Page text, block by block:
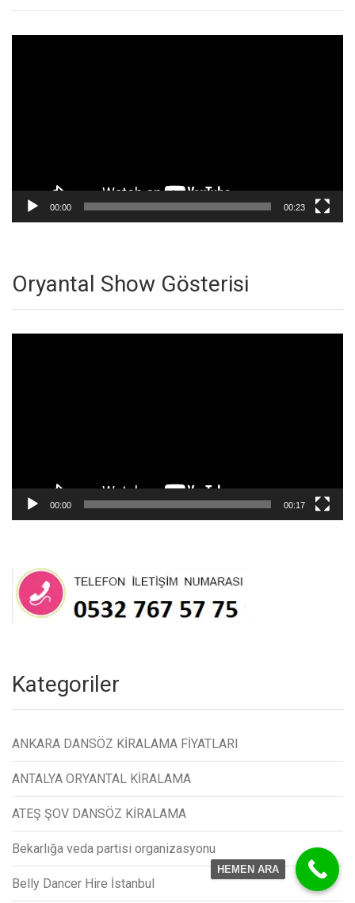
00:00 00:23
Oryantal Show Gösterisi
00:00 00:17
Kategoriler
ANKARA DANSÖZ KİRALAMA FİYATLARI
ANTALYA ORYANTAL KİRALAMA
ATEŞ ŞOV DANSÖZ KİRALAMA
Bekarlığa veda partisi organizasyonu
Belly Dancer Hire İstanbul
HEMEN ARA